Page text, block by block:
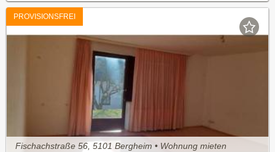
PROVISIONSFREI
Fischachstraße 56, 5101 Bergheim • Wohnung mieten